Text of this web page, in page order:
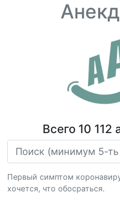
Всего 10 112
Первый симптом
хочется, что обосраться.